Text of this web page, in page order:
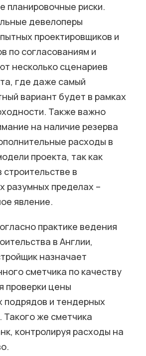
планировочные риски.
девелоперы
проектировщиков и
по согласованиям и
несколько сценариев
где даже самый
вариант будет в рамках
Также важно
на наличие резерва
расходы в
проекта, так как
в
разумных пределах –
явление.
практике ведения
в Англии,
назначает
сметчика по качеству
проверки цены
подрядов и тендерных
же сметчика
контролируя расходы на